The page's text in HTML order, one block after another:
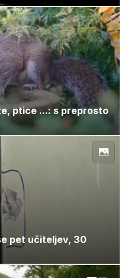
ptice ...: s preprosto
pet učiteljev, 30